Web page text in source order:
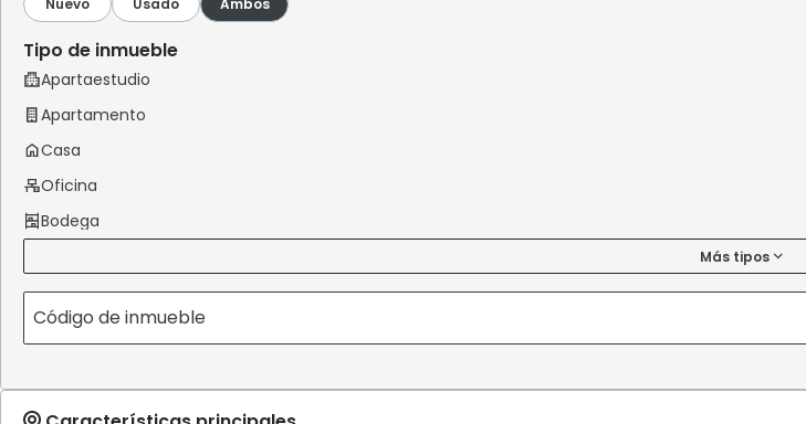
Tipo de inmueble
Más tipos